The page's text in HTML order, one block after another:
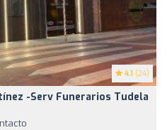
4.1 (24)
-Serv Funerarios Tudela